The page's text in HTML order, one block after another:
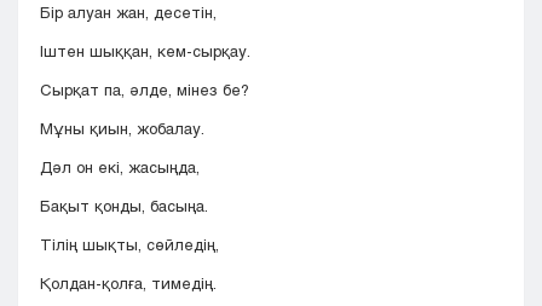
Бір алуан жан, десетін,
Іштен шыққан, кем-сырқау.
Сырқат па, әлде, мінез бе?
Мұны қиын, жобалау.
Дәл он екі, жасыңда,
Бақыт қонды, басыңа.
Тілің шықты, сөйледің,
Қолдан-қолға, тимедің.